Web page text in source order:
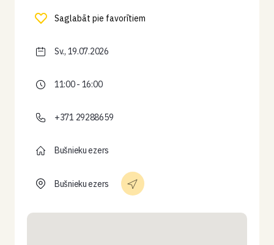
Saglabāt pie favorītiem
Sv., 19.07.2026
11:00 - 16:00
+371 29288659
Bušnieku ezers
Bušnieku ezers